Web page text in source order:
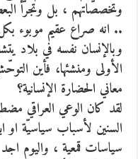
وتخصصّاتهم ، بل وتجرّأ
.. انه صراع عقيم موبوء
وبالإنسان نفسه في بلاد
الأولى ومنشئها، فأين
معاني الحضارة الإنسانية؟
لقد كان الوعي العراقي
السنين لأسباب سياسيّة او
سياسات قمعية ، واليوم اجد